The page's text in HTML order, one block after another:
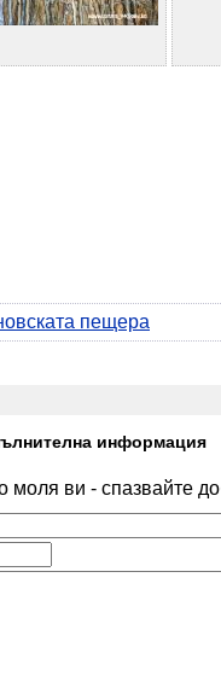
пещера
информация
моля ви - спазвайте